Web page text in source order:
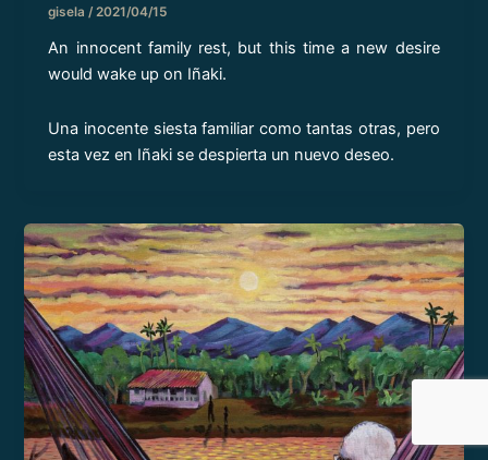
gisela/2021/04/15
An innocent family rest, but this time a new desire
would wake up on Iñaki.
Una inocente siesta familiar como tantas otras, pero
esta vez en Iñaki se despierta un nuevo deseo.